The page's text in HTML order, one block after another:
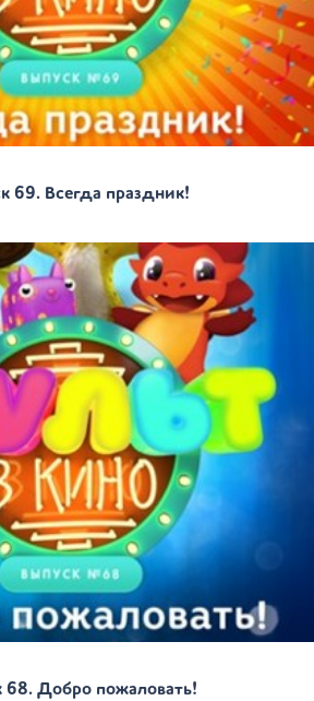
69. Всегда праздник!
68. Добро пожаловать!